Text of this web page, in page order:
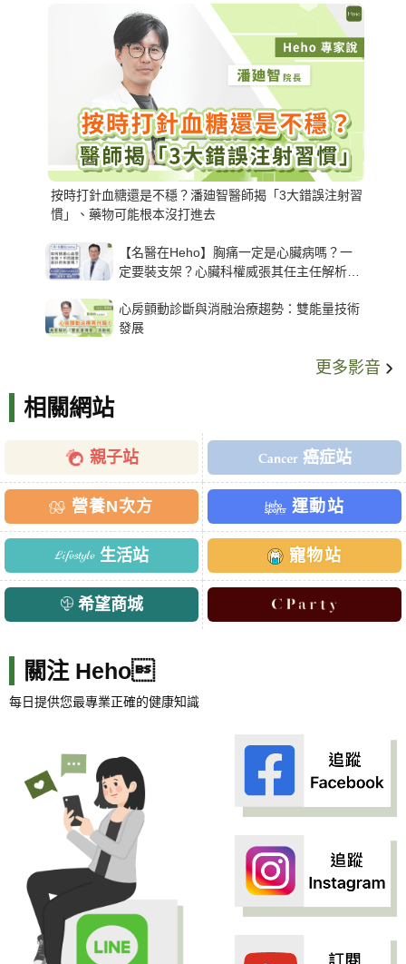
按時打針血糖還是不穩？潘廸智醫師揭「3大錯誤注射習
慣」、藥物可能根本沒打進去
【名醫在Heho】胸痛一定是心臟病嗎？一
定要裝支架？心臟科權威張其任主任解析支
心房顫動診斷與消融治療趨勢：雙能量技術
發展
更多影音
相關網站
親子站 癌症站
營養N次方 運動站
生活站 寵物站
希望商城
關注 Heho
每日提供您最專業正確的健康知識